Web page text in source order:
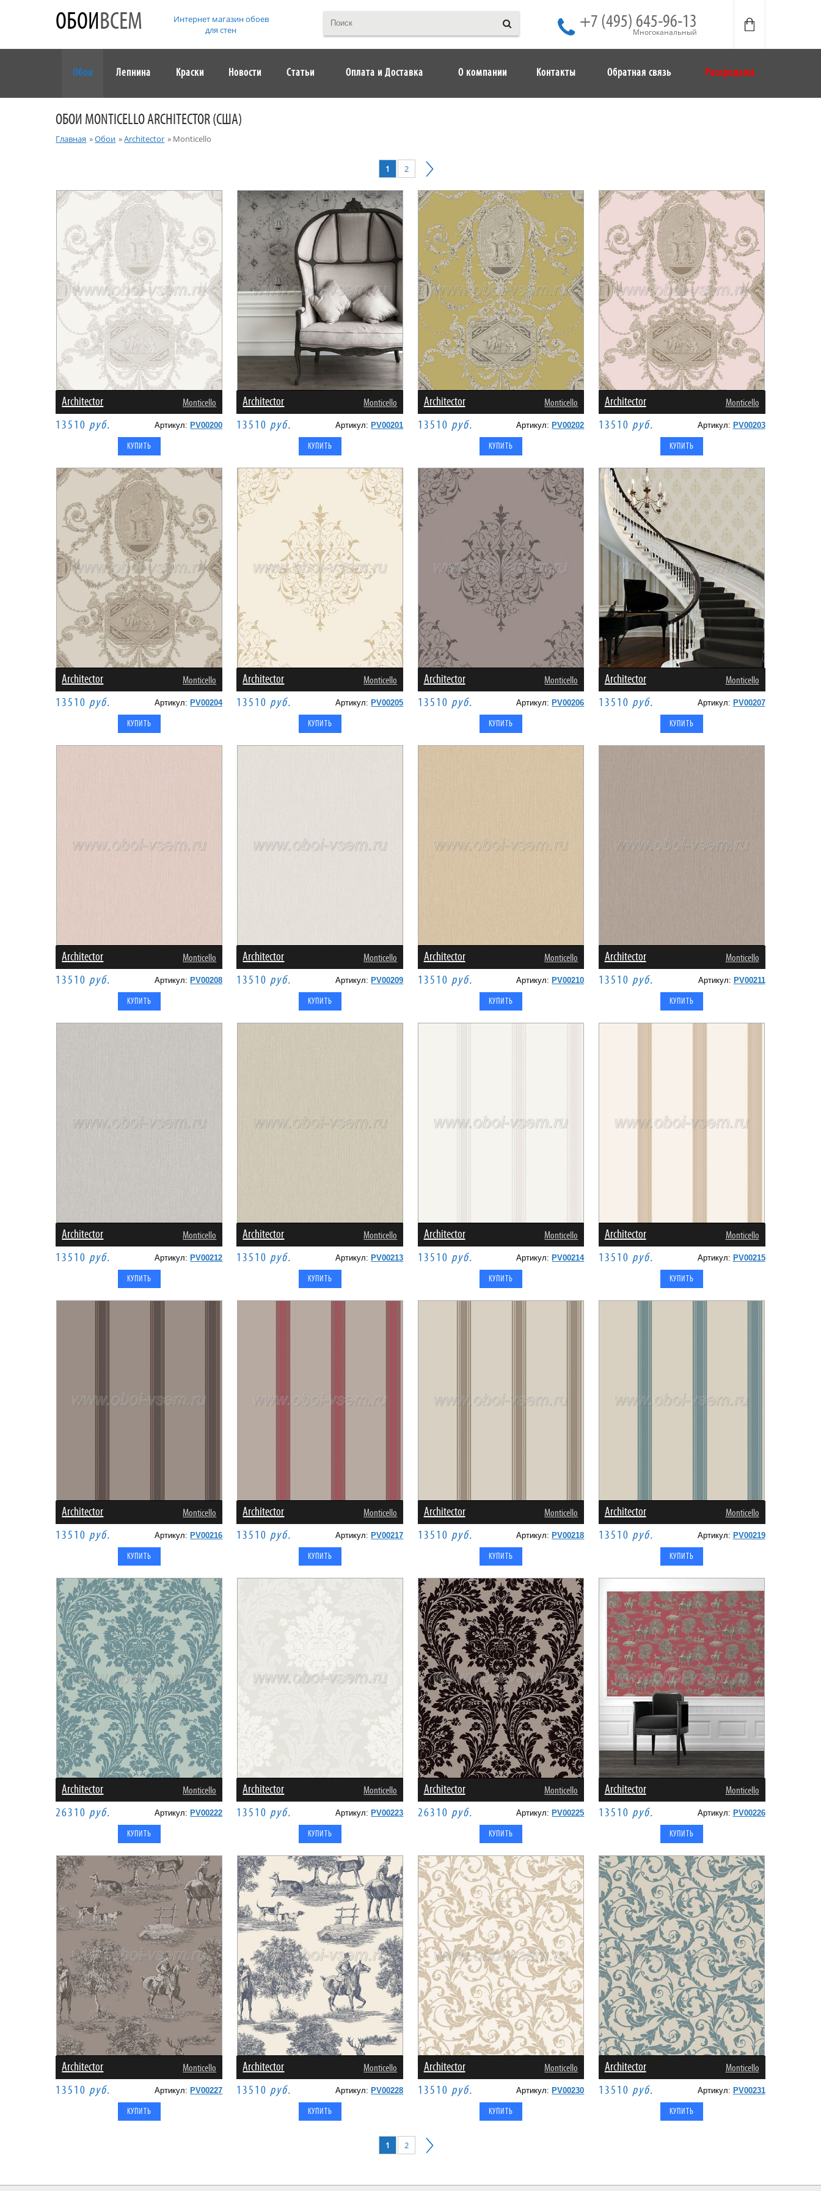
ОБОИВСЕМ
Интернет магазин обоев
для стен
+7 (495) 645-96-13
Многоканальный
Обои Лепнина Краски Новости Статьи Оплата и Доставка О компании Контакты Обратная связь Распродажа
ОБОИ MONTICELLO ARCHITECTOR (США)
Главная »Обои »Architector » Monticello
1 2
Architector Monticello
13510 руб. Артикул: PV00200
Architector Monticello
13510 руб. Артикул: PV00201
Architector Monticello
13510 руб. Артикул: PV00202
Architector Monticello
13510 руб. Артикул: PV00203
Architector Monticello
13510 руб. Артикул: PV00204
Architector Monticello
13510 руб. Артикул: PV00205
Architector Monticello
13510 руб. Артикул: PV00206
Architector Monticello
13510 руб. Артикул: PV00207
Architector Monticello
13510 руб. Артикул: PV00208
Architector Monticello
13510 руб. Артикул: PV00209
Architector Monticello
13510 руб. Артикул: PV00210
Architector Monticello
13510 руб. Артикул: PV00211
Architector Monticello
13510 руб. Артикул: PV00212
Architector Monticello
13510 руб. Артикул: PV00213
Architector Monticello
13510 руб. Артикул: PV00214
Architector Monticello
13510 руб. Артикул: PV00215
Architector Monticello
13510 руб. Артикул: PV00216
Architector Monticello
13510 руб. Артикул: PV00217
Architector Monticello
13510 руб. Артикул: PV00218
Architector Monticello
13510 руб. Артикул: PV00219
Architector Monticello
26310 руб. Артикул: PV00222
Architector Monticello
13510 руб. Артикул: PV00223
Architector Monticello
26310 руб. Артикул: PV00225
Architector Monticello
13510 руб. Артикул: PV00226
Architector Monticello
13510 руб. Артикул: PV00227
Architector Monticello
13510 руб. Артикул: PV00228
Architector Monticello
13510 руб. Артикул: PV00230
Architector Monticello
13510 руб. Артикул: PV00231
1 2